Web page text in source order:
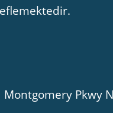
Montgomery Pkwy